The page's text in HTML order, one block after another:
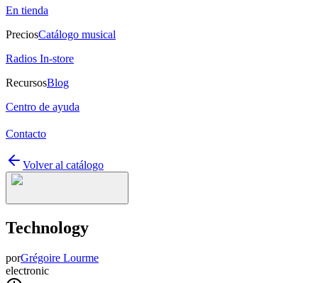
En tienda
PreciosCatálogo musical
Radios In-store
RecursosBlog
Centro de ayuda
Contacto
Volver al catálogo
Technology
porGrégoire Lourme
electronic